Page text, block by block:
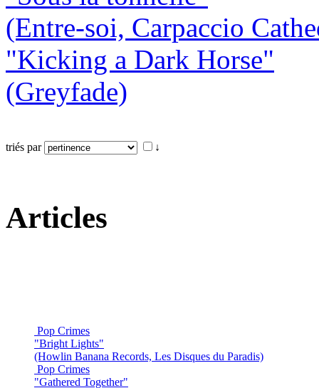
(Entre-soi, Carpaccio
"Kicking a Dark Horse"
(Greyfade)
triés par ↓
Articles
Pop Crimes
"Bright Lights"
(Howlin Banana Records, Les Disques du Paradis)
Pop Crimes
"Gathered Together"